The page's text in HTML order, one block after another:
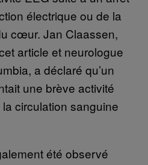
électrique ou de la
cœur. Jan Claassen,
article et neurologue
a déclaré qu’un
une brève activité
la circulation sanguine
été observé